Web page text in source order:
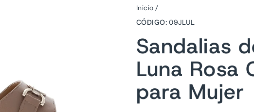
Inicio /
CÓDIGO: 09JLUL
Sandalias
Luna Rosa
para Mujer